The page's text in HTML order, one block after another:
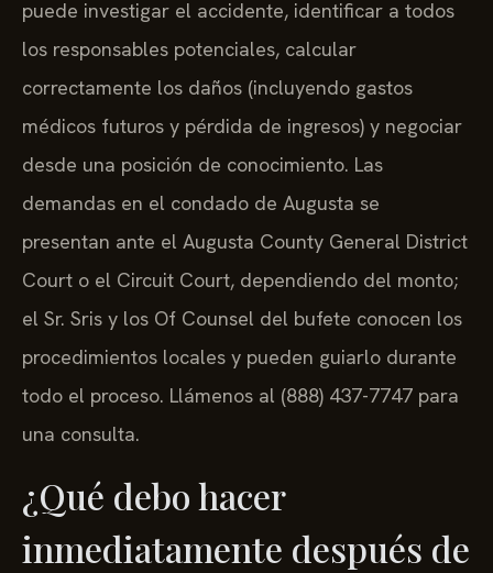
puede investigar el accidente, identificar a todos
los responsables potenciales, calcular
correctamente los daños (incluyendo gastos
médicos futuros y pérdida de ingresos) y negociar
desde una posición de conocimiento. Las
demandas en el condado de Augusta se
presentan ante el Augusta County General District
Court o el Circuit Court, dependiendo del monto;
el Sr. Sris y los Of Counsel del bufete conocen los
procedimientos locales y pueden guiarlo durante
todo el proceso. Llámenos al (888) 437-7747 para
una consulta.
¿Qué debo hacer
inmediatamente después de